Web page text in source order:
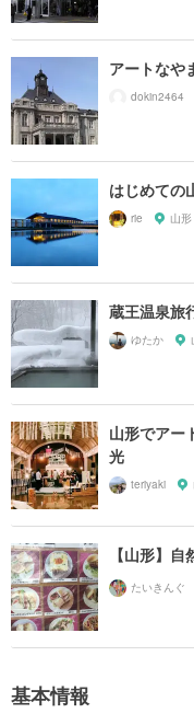
アートなや
dokin2464
はじめての
rie 山形
蔵王温泉旅
ゆたか
山形でアー
光
teriyaki
【山形】
たいきんぐ
基本情報